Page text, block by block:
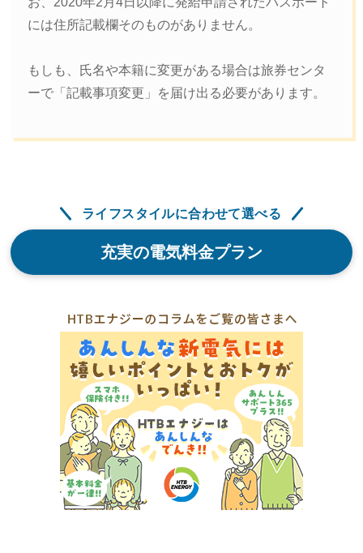
には住所記載欄そのものがありません。
もしも、氏名や本籍に変更がある場合は旅券センタ
ーで「記載事項変更」を届け出る必要があります。
ライフスタイルに合わせて選べる
充実の電気料金プラン